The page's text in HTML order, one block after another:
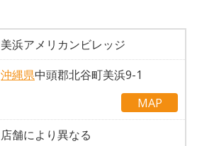
美浜アメリカンビレッジ
沖縄県中頭郡北谷町美浜9-1
MAP
店舗により異なる